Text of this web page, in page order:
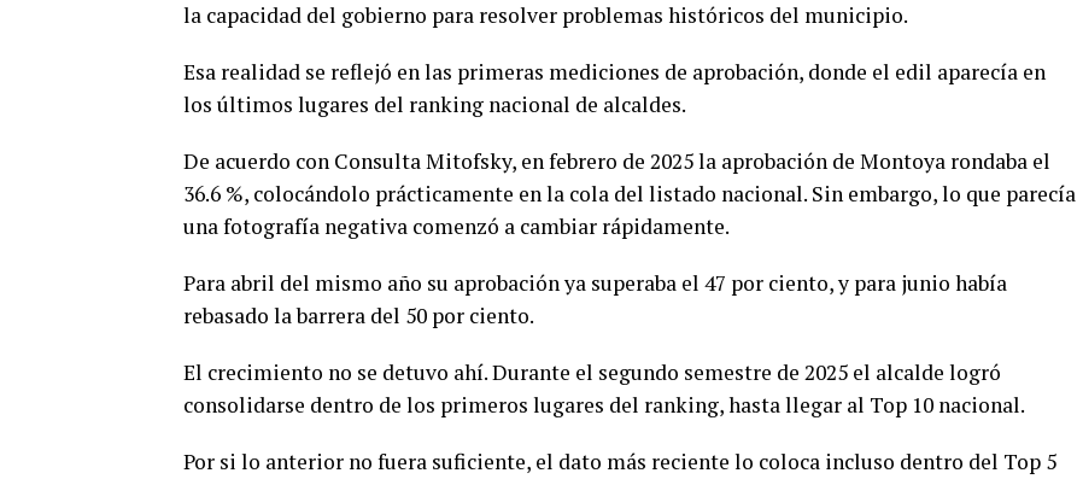
la capacidad del gobierno para resolver problemas históricos del municipio.
Esa realidad se reflejó en las primeras mediciones de aprobación, donde el edil aparecía en
los últimos lugares del ranking nacional de alcaldes.
De acuerdo con Consulta Mitofsky, en febrero de 2025 la aprobación de Montoya rondaba el
36.6 %, colocándolo prácticamente en la cola del listado nacional. Sin embargo, lo que parecía
una fotografía negativa comenzó a cambiar rápidamente.
Para abril del mismo año su aprobación ya superaba el 47 por ciento, y para junio había
rebasado la barrera del 50 por ciento.
El crecimiento no se detuvo ahí. Durante el segundo semestre de 2025 el alcalde logró
consolidarse dentro de los primeros lugares del ranking, hasta llegar al Top 10 nacional.
Por si lo anterior no fuera suficiente, el dato más reciente lo coloca incluso dentro del Top 5